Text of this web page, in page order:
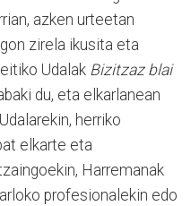
azken urteetan
zirela ikusita eta
Udalak Bizitzaz blai
du, eta elkarlanean
herriko
elkarte eta
Harremanak
profesionalekin edo